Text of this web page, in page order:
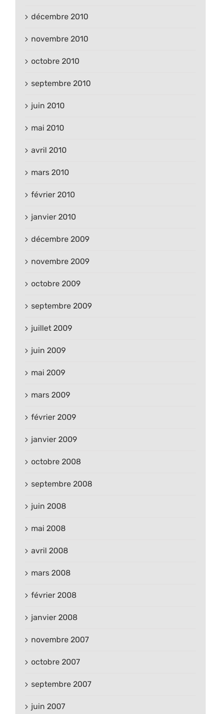
décembre 2010
novembre 2010
octobre 2010
septembre 2010
juin 2010
mai 2010
avril 2010
mars 2010
février 2010
janvier 2010
décembre 2009
novembre 2009
octobre 2009
septembre 2009
juillet 2009
juin 2009
mai 2009
mars 2009
février 2009
janvier 2009
octobre 2008
septembre 2008
juin 2008
mai 2008
avril 2008
mars 2008
février 2008
janvier 2008
novembre 2007
octobre 2007
septembre 2007
juin 2007